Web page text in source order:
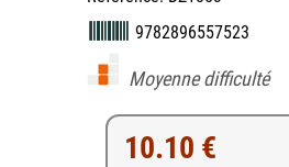
9782896557523
Moyenne difficulté
10.10 €